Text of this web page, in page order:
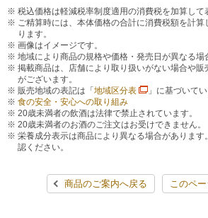
ファクス
チケット
プリペイドサービス
スポーツ振興くじ
各種料金のお支払い
スマホプリペイド
レジでApple Accountにチャージ
CNプレイガイド
JTB
沿革
国内店舗数
売上高、店舗数推移
セブン‐イレブンの海外事業
GREEN CHALLENGE 2050
4VISIONS
サステナビリティニュース
サステナビリティレポート
Language
English (Corporate)
English (Services)
中文[繁體字](服務)
简体中文(服务)
한국어(서비스)
ภาษาไทย(บริการ)
税込価格は軽減税率制度適用の消費税を加算して
ご精算時には、本体価格の合計に消費税額を計
ります。
画像はイメージです。
地域により商品の規格や価格・発売日が異なる場
掲載商品は、店舗により取り扱いがない場合や販
がございます。
販売地域の表記は「 地域区分表
」に基づいてい
食の安全・安心への取り組み
20歳未満者の飲酒は法律で禁止されています。
20歳未満者のお酒のご注文はお受けできません。
栄養成分表示は商品により異なる場合があります
認ください。
商品のご案内へ戻る このペ